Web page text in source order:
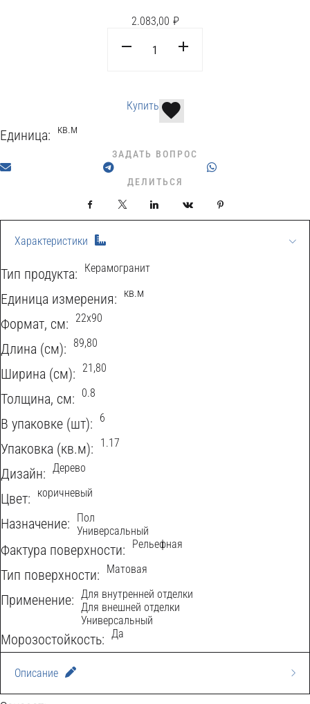
Характеристики
Тип продукта: Керамогранит
Eдиница измерения: кв.м
Формат, см: 22x90
Длина (см): 89,80
Ширина (см): 21,80
Толщина, см: 0.8
В упаковке (шт): 6
Упаковка (кв.м): 1.17
Дизайн: Дерево
Цвет: коричневый
Назначение:
Пол
Универсальный
Фактура поверхности: Рельефная
Тип поверхности: Матовая
Применение:
Для внутренней отделки
Для внешней отделки
Универсальный
Морозостойкость: Да
Описание
₽
2.083,00
Купить
Единица: кв.м
ЗАДАТЬ ВОПРОС
ДЕЛИТЬСЯ
Facebook LinkedIn VKontakte
C
I
W
O
O
D